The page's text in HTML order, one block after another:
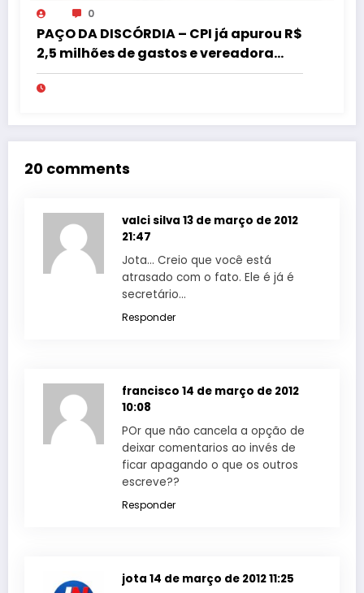
0
PAÇO DA DISCÓRDIA – CPI já apurou R$
2,5 milhões de gastos e vereadora
pede “acordo” para aprovar R$ 9,5
milhões
20 comments
valci silva 13 de março de 2012
21:47
Jota… Creio que você está
atrasado com o fato. Ele é já é
secretário…
Responder
francisco 14 de março de 2012
10:08
POr que não cancela a opção de
deixar comentarios ao invés de
ficar apagando o que os outros
escreve??
Responder
jota 14 de março de 2012 11:25